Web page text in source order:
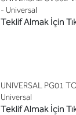
- Universal
Teklif Almak İçin
UNIVERSAL PG01
Universal
Teklif Almak İçin